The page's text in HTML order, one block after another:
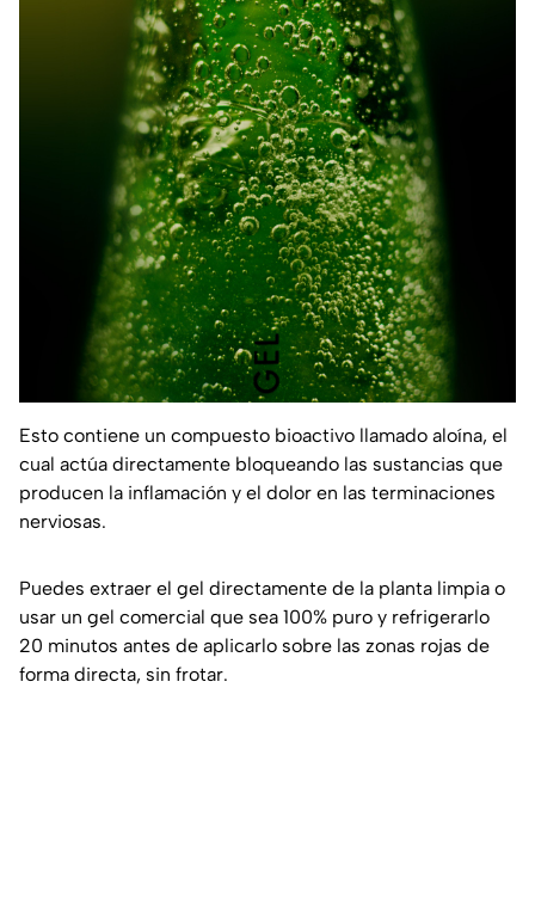
Esto contiene un compuesto bioactivo llamado aloína, el
cual actúa directamente bloqueando las sustancias que
producen la inflamación y el dolor en las terminaciones
nerviosas.
Puedes extraer el gel directamente de la planta limpia o
usar un gel comercial que sea 100% puro y refrigerarlo
20 minutos antes de aplicarlo sobre las zonas rojas de
forma directa, sin frotar.